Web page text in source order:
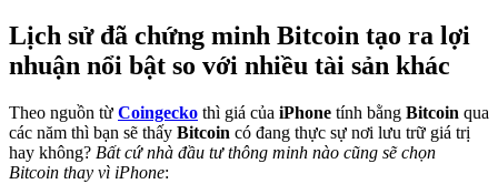
Lịch sử đã chứng minh Bitcoin tạo ra lợi
nhuận nổi bật so với nhiều tài sản khác
Theo nguồn từ Coingecko thì giá của iPhone tính bằng Bitcoin qua
các năm thì bạn sẽ thấy Bitcoin có đang thực sự nơi lưu trữ giá trị
hay không? Bất cứ nhà đầu tư thông minh nào cũng sẽ chọn
Bitcoin thay vì iPhone: